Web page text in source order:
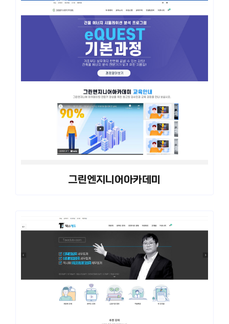
그린엔지니어아카데미